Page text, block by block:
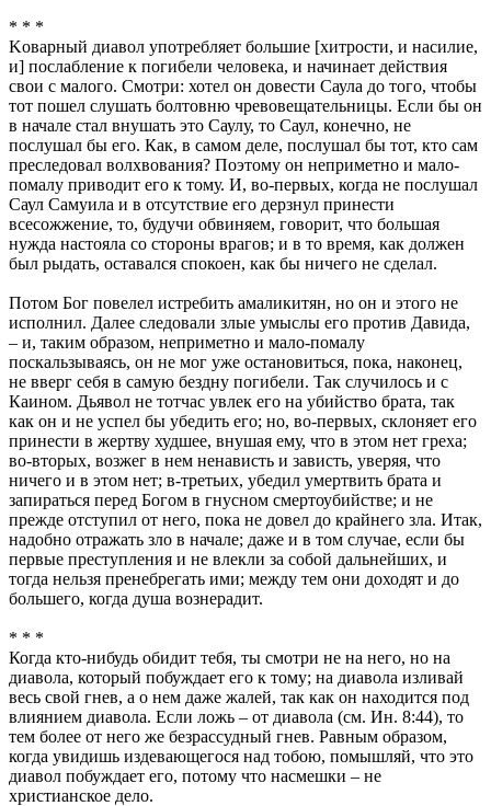
* * *
Kоварный диавол употребляет большие [хитрости, и насилие,
и] послабление к погибели человека, и начинает действия
свои с малого. Смотри: хотел он довести Саула до того, чтобы
тот пошел слушать болтовню чревовещательницы. Если бы он
в начале стал внушать это Саулу, то Саул, конечно, не
послушал бы его. Как, в самом деле, послушал бы тот, кто сам
преследовал волхвования? Поэтому он неприметно и мало-
помалу приводит его к тому. И, во-первых, когда не послушал
Саул Самуила и в отсутствие его дерзнул принести
всесожжение, то, будучи обвиняем, говорит, что большая
нужда настояла со стороны врагов; и в то время, как должен
был рыдать, оставался спокоен, как бы ничего не сделал.
Потом Бог повелел истребить амаликитян, но он и этого не
исполнил. Далее следовали злые умыслы его против Давида,
– и, таким образом, неприметно и мало-помалу
поскальзываясь, он не мог уже остановиться, пока, наконец,
не вверг себя в самую бездну погибели. Так случилось и с
Каином. Дьявол не тотчас увлек его на убийство брата, так
как он и не успел бы убедить его; но, во-первых, склоняет его
принести в жертву худшее, внушая ему, что в этом нет греха;
во-вторых, возжег в нем ненависть и зависть, уверяя, что
ничего и в этом нет; в-третьих, убедил умертвить брата и
запираться перед Богом в гнусном смертоубийстве; и не
прежде отступил от него, пока не довел до крайнего зла. Итак,
надобно отражать зло в начале; даже и в том случае, если бы
первые преступления и не влекли за собой дальнейших, и
тогда нельзя пренебрегать ими; между тем они доходят и до
большего, когда душа вознерадит.
* * *
Когда кто-нибудь обидит тебя, ты смотри не на него, но на
диавола, который побуждает его к тому; на диавола изливай
весь свой гнев, а о нем даже жалей, так как он находится под
влиянием диавола. Если ложь – от диавола (см. Ин. 8:44), то
тем более от него же безрассудный гнев. Равным образом,
когда увидишь издевающегося над тобою, помышляй, что это
диавол побуждает его, потому что насмешки – не
христианское дело.